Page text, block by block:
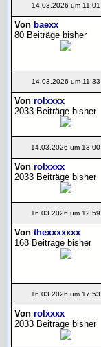
14.03.2026 um 11:01
Von baexx
80 Beiträge bisher
14.03.2026 um 11:33
Von rolxxxx
2033 Beiträge bisher
14.03.2026 um 13:00
Von rolxxxx
2033 Beiträge bisher
16.03.2026 um 12:59
Von thexxxxxxx
168 Beiträge bisher
16.03.2026 um 17:53
Von rolxxxx
2033 Beiträge bisher